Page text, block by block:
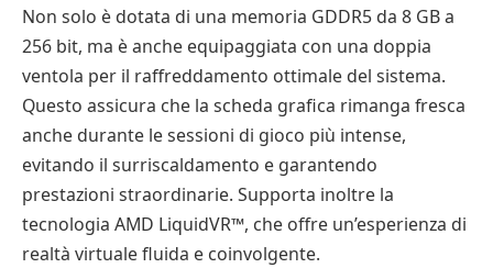
Non solo è dotata di una memoria GDDR5 da 8 GB a
256 bit, ma è anche equipaggiata con una doppia
ventola per il raffreddamento ottimale del sistema.
Questo assicura che la scheda grafica rimanga fresca
anche durante le sessioni di gioco più intense,
evitando il surriscaldamento e garantendo
prestazioni straordinarie. Supporta inoltre la
tecnologia AMD LiquidVR™, che offre un’esperienza di
realtà virtuale fluida e coinvolgente.